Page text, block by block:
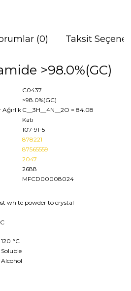
(0) Taksit
>98.0%(GC)
C0437
>98.0%(GC)
C__3H__4N__2O = 84.08
Katı
107-91-5
878221
87565559
2047
2688
MFCD00008024
white powder to crystal
120 °C
Soluble
Alcohol